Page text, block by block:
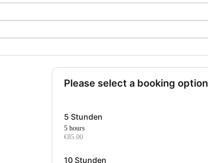
Please select a booking option
5 Stunden
5 hours
€85.00
10 Stunden